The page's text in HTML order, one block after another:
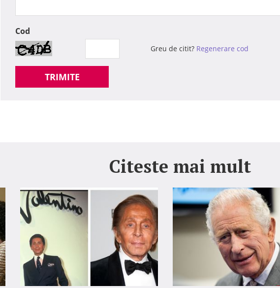
Cod
Greu de citit? Regenerare cod
TRIMITE
Citeste mai mult